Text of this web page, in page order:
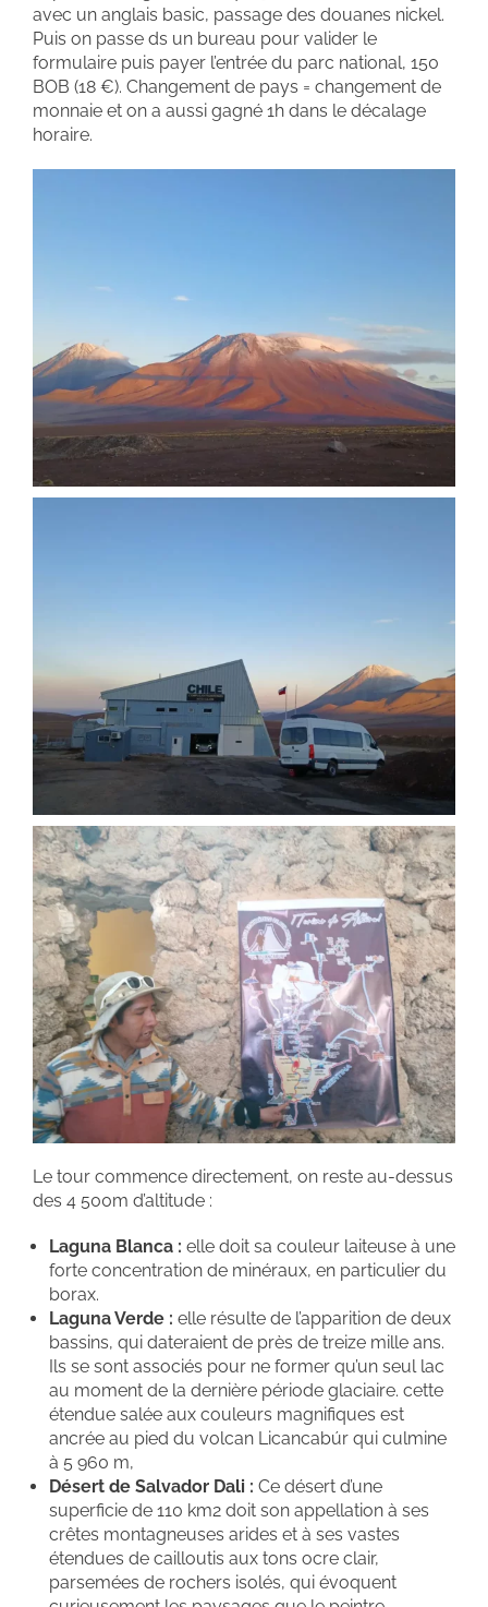
avec un anglais basic, passage des douanes nickel.
Puis on passe ds un bureau pour valider le
formulaire puis payer l’entrée du parc national, 150
BOB (18 €). Changement de pays = changement de
monnaie et on a aussi gagné 1h dans le décalage
horaire.
Le tour commence directement, on reste au-dessus
des 4 500m d’altitude :
Laguna Blanca : elle doit sa couleur laiteuse à une
forte concentration de minéraux, en particulier du
borax.
Laguna Verde : elle résulte de l’apparition de deux
bassins, qui dateraient de près de treize mille ans.
Ils se sont associés pour ne former qu’un seul lac
au moment de la dernière période glaciaire. cette
étendue salée aux couleurs magnifiques est
ancrée au pied du volcan Licancabúr qui culmine
à 5 960 m,
Désert de Salvador Dali : Ce désert d’une
superficie de 110 km2 doit son appellation à ses
crêtes montagneuses arides et à ses vastes
étendues de cailloutis aux tons ocre clair,
parsemées de rochers isolés, qui évoquent